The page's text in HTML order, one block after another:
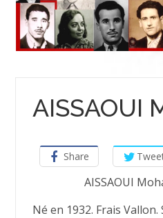
AISSAOUI
Share
AISSAOUI
Né en 1932. Frais Vallon.